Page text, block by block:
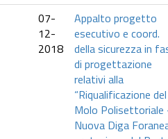
07-
12-
2018
Appalto progetto
esecutivo e coord.
della sicurezza in
di progettazione
relativi alla
“Riqualificazione del
Molo Polisettoriale
Nuova Diga